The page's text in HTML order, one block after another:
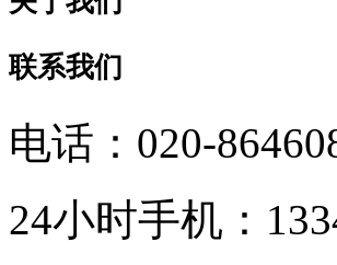
联系我们
电话：020-
24小时手机：